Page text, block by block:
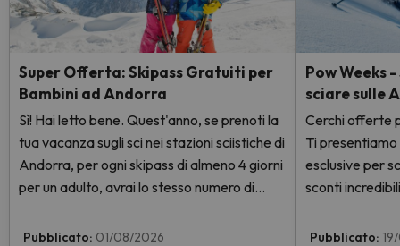
Super Offerta: Skipass Gratuiti per
Bambini ad Andorra
Sì! Hai letto bene. Quest'anno, se prenoti la
tua vacanza sugli sci nei stazioni sciistiche di
Andorra, per ogni skipass di almeno 4 giorni
per un adulto, avrai lo stesso numero di
GRATIS. Entra e scoprilo qui.
Pubblicato: 01/08/2026
Pow Weeks
sciare sulle
Cerchi offerte
Ti
esclusive per
sconti
Pubblicato: